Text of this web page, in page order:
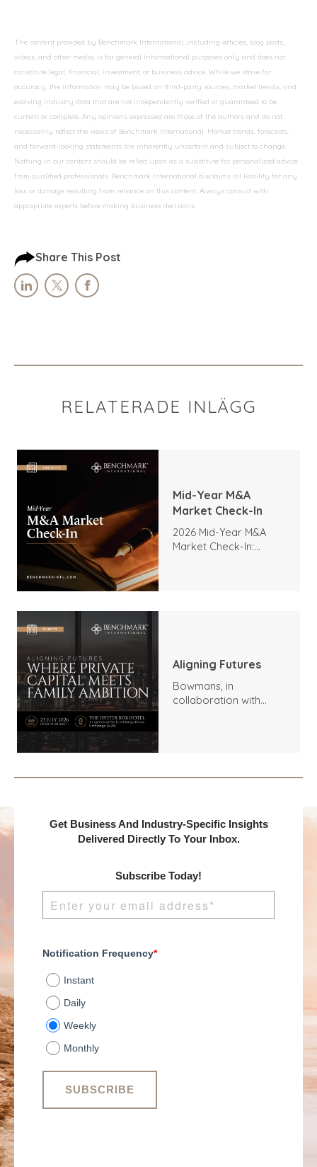
The content provided by Benchmark International, including articles, blog posts,
videos, and other media, is for general informational purposes only and does not
constitute legal, financial, investment, or business advice. While we strive for
accuracy, the information may be based on third-party sources, market trends, and
evolving industry data that are not independently verified or guaranteed to be
current or complete. Any opinions expressed are those of the authors and do not
necessarily reflect the views of Benchmark International. Market trends, forecasts,
and forward-looking statements are inherently uncertain and subject to change.
Nothing in our content should be relied upon as a substitute for personalized advice
from qualified professionals. Benchmark International disclaims all liability for any
loss or damage resulting from reliance on this content. Always consult with
appropriate experts before making business decisions.
Share This Post
RELATERADE INLÄGG
Mid-Year M&A
Market Check-In
2026 Mid-Year M&A
Market Check-In:
Aligning Futures
Bowmans, in
collaboration with
Get Business And Industry-Specific Insights
Delivered Directly To Your Inbox.
Subscribe Today!
Notification Frequency*
Instant
Daily
Weekly
Monthly